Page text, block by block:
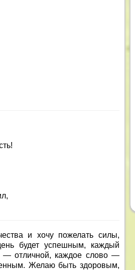
и хочу пожелать силы,
будет успешным, каждый
— отличной, каждое слово —
Желаю быть здоровым,